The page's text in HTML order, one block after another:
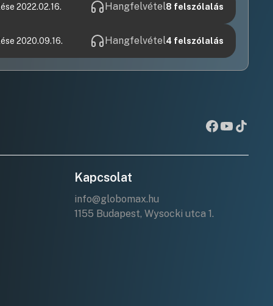
2022.02.16. Hangfelvétel8 felszólalás
2020.09.16. Hangfelvétel4 felszólalás
Kapcsolat
info@globomax.hu
1155 Budapest, Wysocki utca 1.